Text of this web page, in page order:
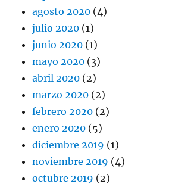
agosto 2020 (4)
julio 2020 (1)
junio 2020 (1)
mayo 2020 (3)
abril 2020 (2)
marzo 2020 (2)
febrero 2020 (2)
enero 2020 (5)
diciembre 2019 (1)
noviembre 2019 (4)
octubre 2019 (2)